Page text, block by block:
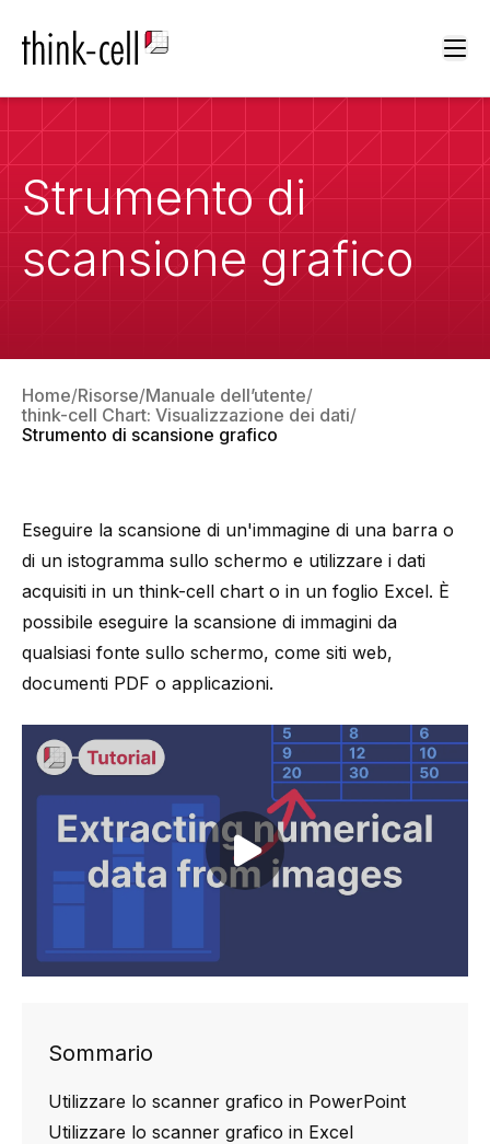
Strumento di
scansione grafico
Home Risorse Manuale dell’utente
think-cell Chart: Visualizzazione dei dati
Strumento di scansione grafico
Eseguire la scansione di un'immagine di una barra o
di un istogramma sullo schermo e utilizzare i dati
acquisiti in un think-cell chart o in un foglio Excel. È
possibile eseguire la scansione di immagini da
qualsiasi fonte sullo schermo, come siti web,
documenti PDF o applicazioni.
Play video
Sommario
Utilizzare lo scanner grafico in PowerPoint
Utilizzare lo scanner grafico in Excel